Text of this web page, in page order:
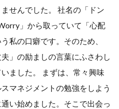
せんでした。 社名の「ドン
」から取っていて「心配
私の口癖です。そのため、
」の励ましの言葉にふさわし
ました。 まずは、常々興味
マネジメントの勉強をしよう
い始めました。そこで出会っ